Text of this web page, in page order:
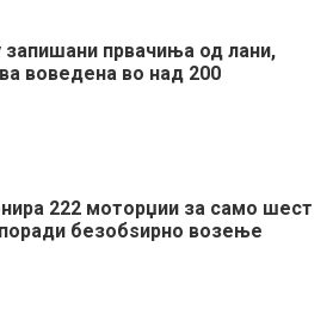
запишани првачиња од лани,
воведена во над 200
222 моторџии за само шест
безобѕирно возење